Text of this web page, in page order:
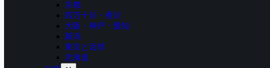
京都
四万十川・香川
大阪・神戸・愛知
新潟
東京と近郊
北海道